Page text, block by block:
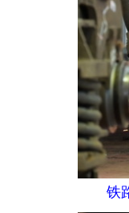
铁路